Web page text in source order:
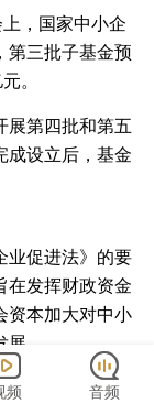
，国家中小企
第三批子基金预
。
展第四批和第五
成设立后，基金
业促进法》的要
在发挥财政资金
资本加大对中小
。
资设立子基金，
频 音频